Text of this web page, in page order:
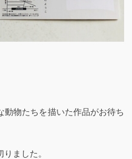
動物たちを描いた作品がお待ち
ました。